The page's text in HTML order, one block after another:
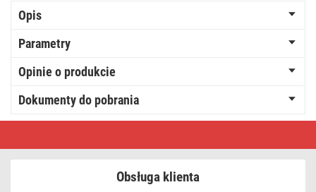
Opis
Parametry
Opinie o produkcie
Dokumenty do pobrania
Obsługa klienta